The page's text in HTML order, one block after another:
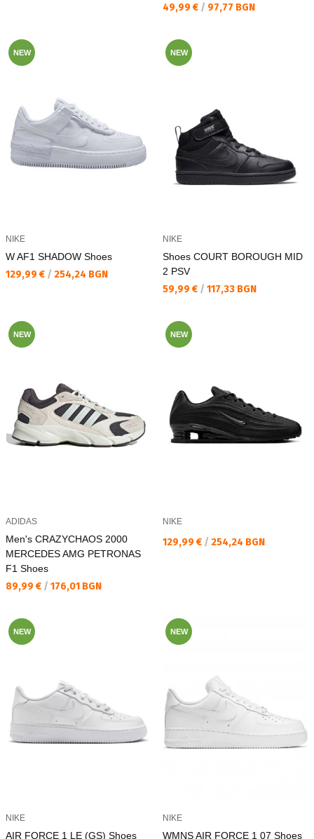
Текуща цена:
49,99 € / 97,77 BGN
NEW
NIKE
W AF1 SHADOW Shoes
Текуща цена:
129,99 € / 254,24 BGN
NEW
NIKE
Shoes COURT BOROUGH MID
2 PSV
Текуща цена:
59,99 € / 117,33 BGN
NEW
ADIDAS
Men's CRAZYCHAOS 2000
MERCEDES AMG PETRONAS
F1 Shoes
Текуща цена:
89,99 € / 176,01 BGN
NEW
NIKE
Текуща цена:
129,99 € / 254,24 BGN
NEW
NIKE
AIR FORCE 1 LE (GS) Shoes
NEW
NIKE
WMNS AIR FORCE 1 07 Shoes